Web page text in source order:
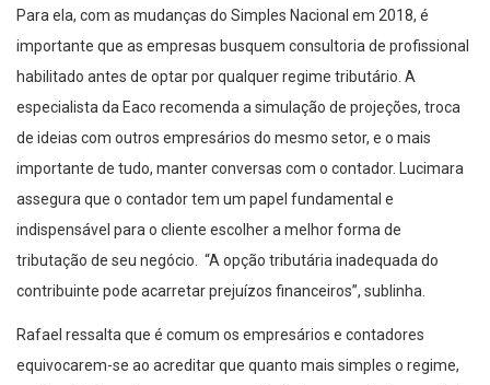
Para ela, com as mudanças do Simples Nacional em 2018, é
importante que as empresas busquem consultoria de profissional
habilitado antes de optar por qualquer regime tributário. A
especialista da Eaco recomenda a simulação de projeções, troca
de ideias com outros empresários do mesmo setor, e o mais
importante de tudo, manter conversas com o contador. Lucimara
assegura que o contador tem um papel fundamental e
indispensável para o cliente escolher a melhor forma de
tributação de seu negócio. “A opção tributária inadequada do
contribuinte pode acarretar prejuízos financeiros”, sublinha.
Rafael ressalta que é comum os empresários e contadores
equivocarem-se ao acreditar que quanto mais simples o regime,